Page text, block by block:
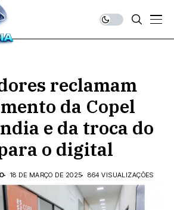
reclamam
da Copel
e da troca do
o digital
18 DE MARÇO DE 2025 864 VISUALIZAÇÕES